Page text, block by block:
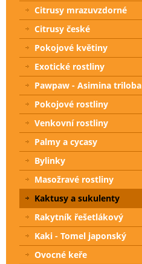
Citrusy mrazuvzdorné
Citrusy české
Pokojové květiny
Exotické rostliny
Pawpaw - Asimina triloba
Pokojové rostliny
Venkovní rostliny
Palmy a cycasy
Bylinky
Masožravé rostliny
Kaktusy a sukulenty
Rakytník řešetlákový
Kaki - Tomel japonský
Ovocné keře